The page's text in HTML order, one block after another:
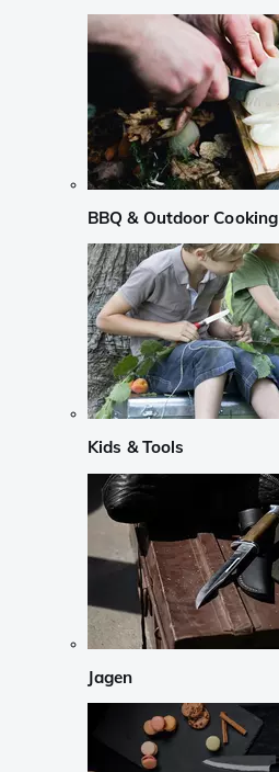
BBQ & Outdoor Cooking
Kids & Tools
Jagen